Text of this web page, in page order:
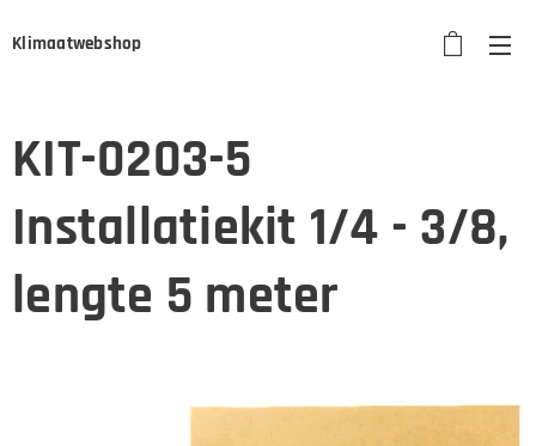
Klimaatwebshop
KIT-0203-5
Installatiekit 1/4 - 3/8,
lengte 5 meter